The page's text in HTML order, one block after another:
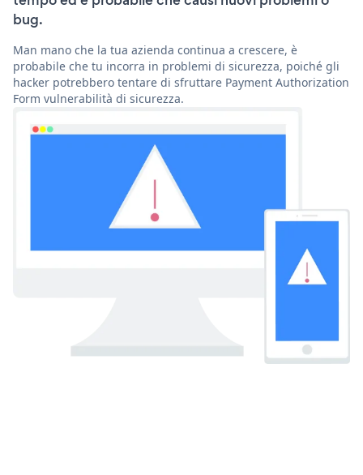
bug.
Man mano che la tua azienda continua a crescere, è
probabile che tu incorra in problemi di sicurezza, poiché gli
hacker potrebbero tentare di sfruttare Payment Authorization
Form vulnerabilità di sicurezza.